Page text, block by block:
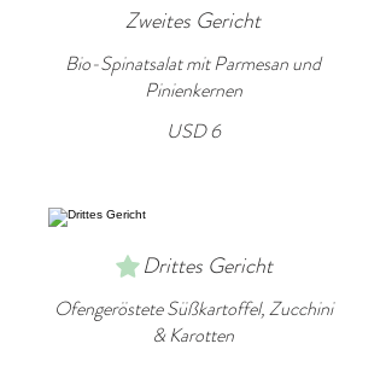
Zweites Gericht
Bio-Spinatsalat mit Parmesan und
Pinienkernen
USD 6
Drittes Gericht
Ofengeröstete Süßkartoffel, Zucchini
& Karotten